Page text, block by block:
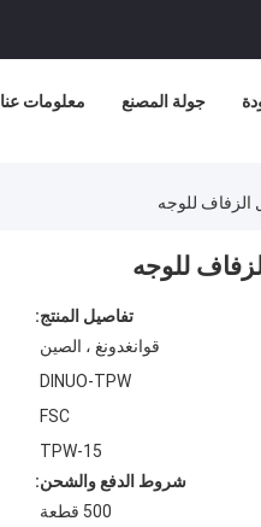
معلومات عنا جولة المصنع
الزفاف للوجه
للوجه
تفاصيل المنتج:
قوانغدونغ ، الصين
DINUO-TPW
FSC
TPW-15
شروط الدفع والشحن:
500 قطعة